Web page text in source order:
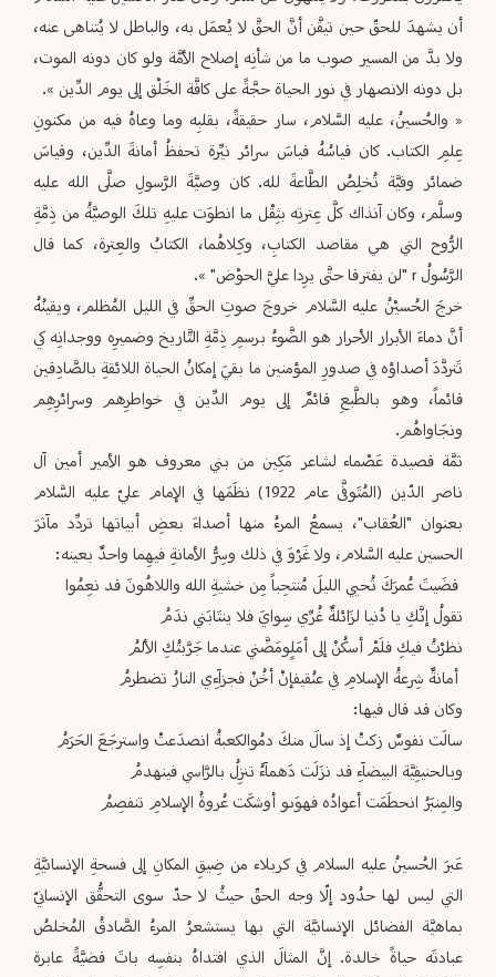
أن يشهدَ للحقّ ‏حين تيقَّن أنَّ الحقَّ لا يُعمَل به، والباطل لا يُتناهى عنه،
ولا بدَّ من المسير صوب ما من شأنِه إصلاح الأمَّة ولو كان دونه ‏الموت،
بل دونه الانصهار في نور الحياة حجَّةً على كافَّة الخَلْق إلى يوم الدِّين ».‏
‏« والحُسينُ، عليه السَّلام، سار حقيقةً، بقلبِه وما وعاهُ فيه من مكنونِ
عِلمِ الكتاب. كان قياسُهُ قياسَ سرائر نيِّرة تحفظُ أمانةَ ‏الدِّين، وقياسَ
ضمائر وفيَّة تُخلِصُ الطَّاعةَ لله. كان وصيَّةَ الرَّسولِ صلَّى الله عليه
وسلَّم، وكان آنذاك كلَّ عِترتِه بثِقْل ما ‏انطوَت عليهِ تلكَ الوصيَّةُ من ذِمَّةِ
الرُّوح التي هي مقاصد الكتابِ، وكِلاهُما، الكتابُ والعِترة، كما قال
الرَّسُولُ ‏r‏ "لن يفترقا ‏حتَّى يرِدا عليَّ الحوْض" ». ‏
خرجَ الحُسيْنُ عليه السَّلام خروجَ صوتِ الحقِّ في الليل المُظلم، ويقينُهُ
أنَّ دماءَ الأبرار الأحرار هو الضَّوءُ برسمِ ذِمَّةِ ‏التَّاريخ وضميرِه ووجدانِه كي
تَتردَّدَ أصداؤه في صدورِ المؤمنين ما بقيَ إمكانُ الحياة اللائقةِ بالصَّادِقين
قائماً، وهو بالطَّبعِ ‏قائمٌ إلى يوم الدِّين في خواطرِهم وسرائرِهِم
ونجَاواهُم.‏
ثمَّة قصيدة عَصْماء لشاعر مَكِين من بني معروف هو الأمير أمين آل
ناصر الدّين (المُتَوفَّى عام 1922) نظَمَها في الإمام ‏عليّ عليه السَّلام
بعنوان "العُقاب"، يسمعُ المرءُ منها أصداءَ بعضِ أبياتها تردِّد مآثرَ
الحسين عليه السَّلام، ولا غَرْوَ في ذلك ‏وسِرُّ الأمانةِ فيهِما واحدٌ بعينه:‏
‏ قضَيتَ عُمرَكَ تُحيي الليلَ مُنتحِباً مِن خشيةِ الله واللاهُونَ قد نعِمُوا
تقولُ إنَّكِ يا دُنيا لزَائلةٌ غُرِّي سِوايَ فلا ينتَابَني ندَمُ
نظرْتُ فيكِ فلَمْ أسكُنْ إلى أمَلٍومَضَّني عندما جَرَّبتُكِ الألمُ
‏ أمانةٌ شِرعةُ الإسلامِ في عنُقيفإنْ أخُنْ فجزآءِي النارُ تضطرمُ
وكان قد قال فيها:‏
سالَت نفوسٌ زكتْ إذ سالَ منكَ دمُوالكعبةُ انصدَعتْ واسترجَعَ الحَرَمُ
وبالحنيفِيَّة البيضآءِ قد نزَلَت دَهمآءُ تنزِلُ بالرَّاسي فينهدمُ
والمِنبَرُ انحطَمَت أعوادُه فهوَىو أوشكَت عُروةُ الإسلامِ تنفصِمُ
عَبرَ الحُسينُ عليه السلام في كربلاء من ضِيقِ المكانِ إلى فسحةِ الإنسانيَّةِ
التي ليس لها حدُود إلّا وجه الحقّ حيثُ لا حدّ ‏سوى التحقُّق الإنسانيّ
بماهيَّة الفضائل الإنسانيَّة التي بها يستشعرُ المرءُ الصَّادقُ المُخلصُ
عبادتَه حياةً خالدة. إنَّ المثالَ ‏الذي افتداهُ بنفسِه باتَ قضيَّةً عابرة